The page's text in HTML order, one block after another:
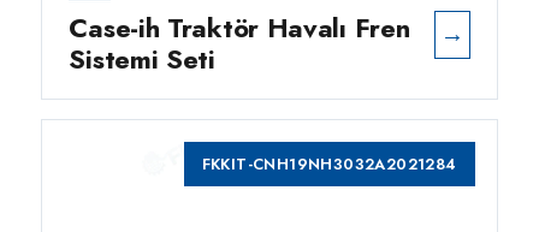
Case-ih Traktör Havalı Fren
Sistemi Seti
→
FKKIT-CNH19NH3032A2021284